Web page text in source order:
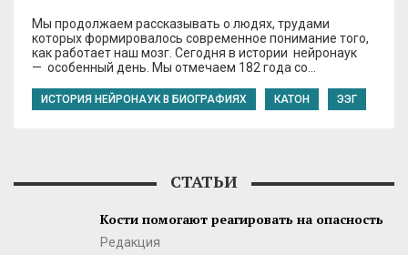
Мы продолжаем рассказывать о людях, трудами
которых формировалось современное понимание того,
как работает наш мозг. Сегодня в истории нейронаук
— особенный день. Мы отмечаем 182 года со…
ИСТОРИЯ НЕЙРОНАУК В БИОГРАФИЯХ КАТОН ЭЭГ
СТАТЬИ
Кости помогают реагировать на опасность
Редакция